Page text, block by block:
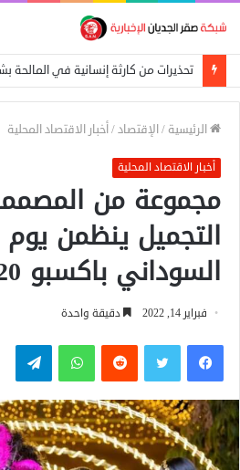
الرئيسية /الإقتصاد/أخبار الاقتصاد المحلية
أخبار الاقتصاد المحلية
مجموعة من
التجميل ينظمن يوم
السوداني باكسبو 2020
فبراير 14, 2022 دقيقة واحدة
فيسبوكتويتر واتساب